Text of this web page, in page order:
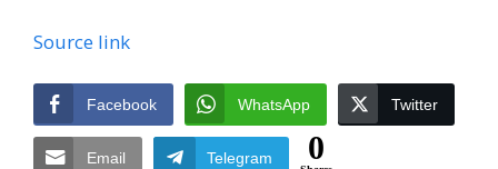
Source link
Facebook WhatsApp Twitter
Email Telegram 0